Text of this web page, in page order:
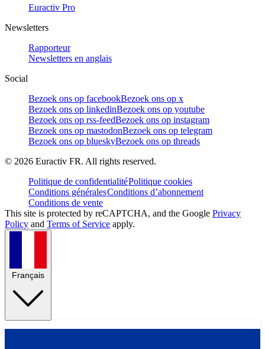
Euractiv Pro
Newsletters
Rapporteur
Newsletters en anglais
Social
Bezoek ons op facebookBezoek ons op x
Bezoek ons op linkedinBezoek ons op youtube
Bezoek ons op rss-feedBezoek ons op instagram
Bezoek ons op mastodonBezoek ons op telegram
Bezoek ons op blueskyBezoek ons op threads
© 2026 Euractiv FR. All rights reserved.
Politique de confidentialitéPolitique cookies
Conditions généralesConditions d’abonnement
Conditions de vente
This site is protected by reCAPTCHA, and the Google Privacy
Policy and Terms of Service apply.
Français